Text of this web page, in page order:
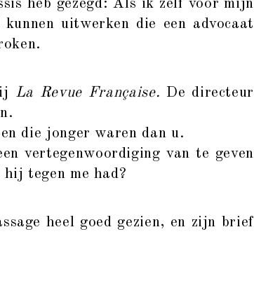
heb gezegd: Als ik zelf voor mijn
uitwerken die een advocaat
La Revue Française. De directeur
die jonger waren dan u.
vertegenwoordiging van te geven
tegen me had?
heel goed gezien, en zijn brief